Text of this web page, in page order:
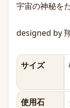
宇宙の神秘を
designed by
サイズ
使用石